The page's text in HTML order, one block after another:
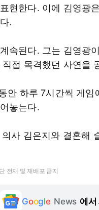
현한다. 이에 김영광
.
속된다. 그는 김영광
접 목격했던 사연을
안 하루 7시간씩 게
놓는다.
사 김은지와 결혼해
전재 및 재배포 금지
Google News 에서